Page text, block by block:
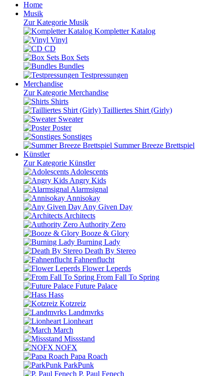
Home
Musik
Zur Kategorie Musik
Kompletter Katalog
Vinyl
CD
Box Sets
Bundles
Testpressungen
Merchandise
Zur Kategorie Merchandise
Shirts
Tailliertes Shirt (Girly)
Sweater
Poster
Sonstiges
Summer Breeze Brettspiel
Künstler
Zur Kategorie Künstler
Adolescents
Angry Kids
Alarmsignal
Annisokay
Any Given Day
Architects
Authority Zero
Booze & Glory
Burning Lady
Death By Stereo
Fahnenflucht
Flower Leperds
From Fall To Spring
Future Palace
Hass
Kotzreiz
Landmvrks
Lionheart
March
Missstand
NOFX
Papa Roach
ParkPunk
P. Paul Fenech